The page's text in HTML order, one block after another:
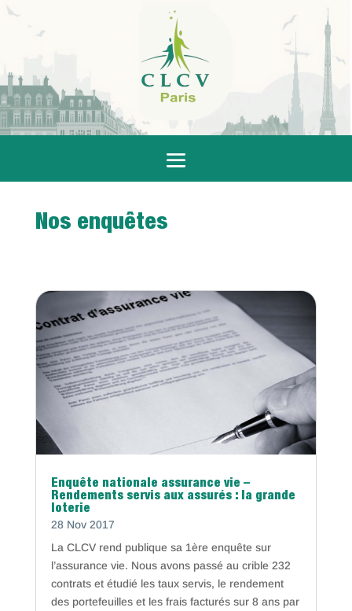
Nos enquêtes
Enquête nationale assurance vie –
Rendements servis aux assurés : la grande
loterie
28 Nov 2017
La CLCV rend publique sa 1ère enquête sur
l’assurance vie. Nous avons passé au crible 232
contrats et étudié les taux servis, le rendement
des portefeuilles et les frais facturés sur 8 ans par